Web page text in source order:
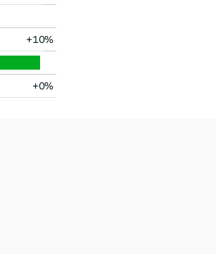
+10%
+0%